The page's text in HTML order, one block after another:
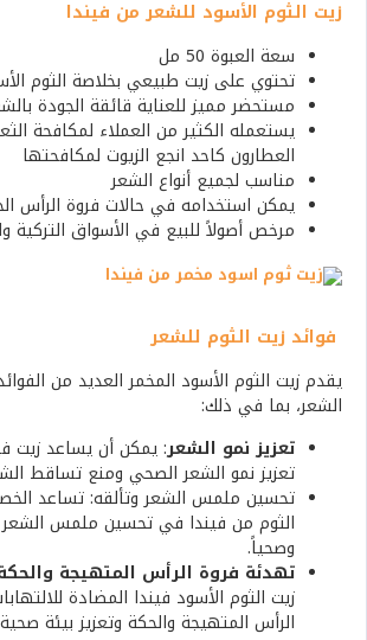
زيت الثوم الأسود للشعر من فيندا
سعة العبوة 50 مل
تحتوي على زيت طبيعي بخلاصة الثوم
مستحضر مميز للعناية قائقة الجودة
يستعمله الكثير من العملاء لمكافحة
العطارون كاحد انجع الزيوت لمكافحتها
مناسب لجميع أنواع الشعر
يمكن استخدامه في حالات فروة الرأس
مرخص أصولاً للبيع في الأسواق التركية
فوائد زيت الثوم للشعر
يقدم زيت الثوم الأسود المخمر العديد من
الشعر، بما في ذلك:
تعزيز نمو الشعر: يمكن أن يساعد زيت
تعزيز نمو الشعر الصحي ومنع تساقط
تحسين ملمس الشعر وتألقه: تساعد
الثوم من فيندا في تحسين ملمس الشعر
وصحياً.
تهدئة فروة الرأس المتهيجة
زيت الثوم الأسود فيندا المضادة
الرأس المتهيجة والحكة وتعزيز بيئة